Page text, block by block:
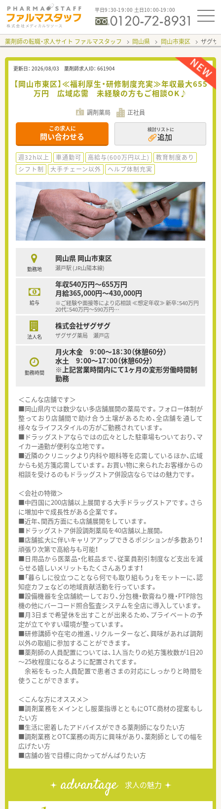
平日9：30-19：00 土日10：00-19：00
薬剤師の転職・求人サイト ファルマスタッフ 岡山県 岡山市東区 ザグ
更新日： 2026/08/03 薬剤師求人ID： 661904
【岡山市東区】≪福利厚生・研修制度充実≫年収最大655
万円 広域応需 未経験の方もご相談OK♪
調剤薬局 正社員
この求人に
問い合わせる
検討リストに
追加
週32h以上 車通勤可 高給与(600万円以上)
教育制度あり
シフト制
大手チェーン以外 ヘルプ体制充実
勤務地
岡山県 岡山市東区
瀬戸駅 (JR山陽本線)
給与
年収540万円～655万円
月給365,000円～430,000円
※ご経験や面接等により応相談 ≪想定年収≫ 新卒：540万円
20代：540万円～590万円…
法人名
株式会社ザグザグ
ザグザグ薬局 瀬戸店
勤務時間
月火木金 9：00～18：30（休憩60分）
水土 9：00～17：00（休憩60分）
※上記営業時間内にて1ヶ月の変形労働時間制
勤務
＜こんな店舗です＞
■岡山県内では数少ない多店舗展開の薬局です。フォロー体制が
整っており店舗間で助け合う土壌があるため、全店舗を通して
様々なライフスタイルの方がご勤務されています。
■ドラッグストアならではの広々とした駐車場もついており、マ
イカー通勤が便利な立地です。
■近隣のクリニックより内科や眼科等を応需しているほか、広域
からも処方箋応需しています。お買い物に来られたお客様からの
相談を受けるのもドラッグストア併設店ならではの魅力です。
＜会社の特徴＞
■中四国に200店舗以上展開する大手ドラッグストアです。さら
に増加中で成長性がある企業です。
■近年、関西方面にも店舗展開をしています。
■ドラッグストア併設調剤薬局を40店舗以上展開。
■店舗拡大に伴いキャリアアップできるポジションが多数あり！
頑張り次第で高給与も可能！
■日用品から医薬品・化粧品まで、従業員割引制度など支出を減
らせる嬉しいメリットもたくさんあります！
■「暮らしに役立つことなら何でも取り組もう」をモットーに、認
知症カフェなどの地域貢献活動を行っています。
■設備機器を全店舗統一しており、分包機・軟膏ねり機・PTP除包
機の他にバーコード照合監査システムを全店に導入しています。
■月3日まで希望休を出すことが出来るため、プライベートの予
定が立てやすい環境が整っています。
■研修講師や在宅の推進、リクルーターなど、興味があれば調剤
以外の取組に参加することができます。
■薬剤師の人員配置については、1人当たりの処方箋枚数が1日20
～25枚程度になるように配置されてます。
余裕をもった人員配置で患者さまの対応にしっかりと時間を
使うことができます。
＜こんな方にオススメ＞
■調剤業務をメインとし服薬指導とともにOTC商材の提案もし
たい方
■生活に密着したアドバイスができる薬剤師になりたい方
■調剤業務とOTC業務の両方に興味があり、薬剤師としての幅を
広げたい方
■店舗の皆で目標に向かってがんばりたい方
advantage 求人の魅力